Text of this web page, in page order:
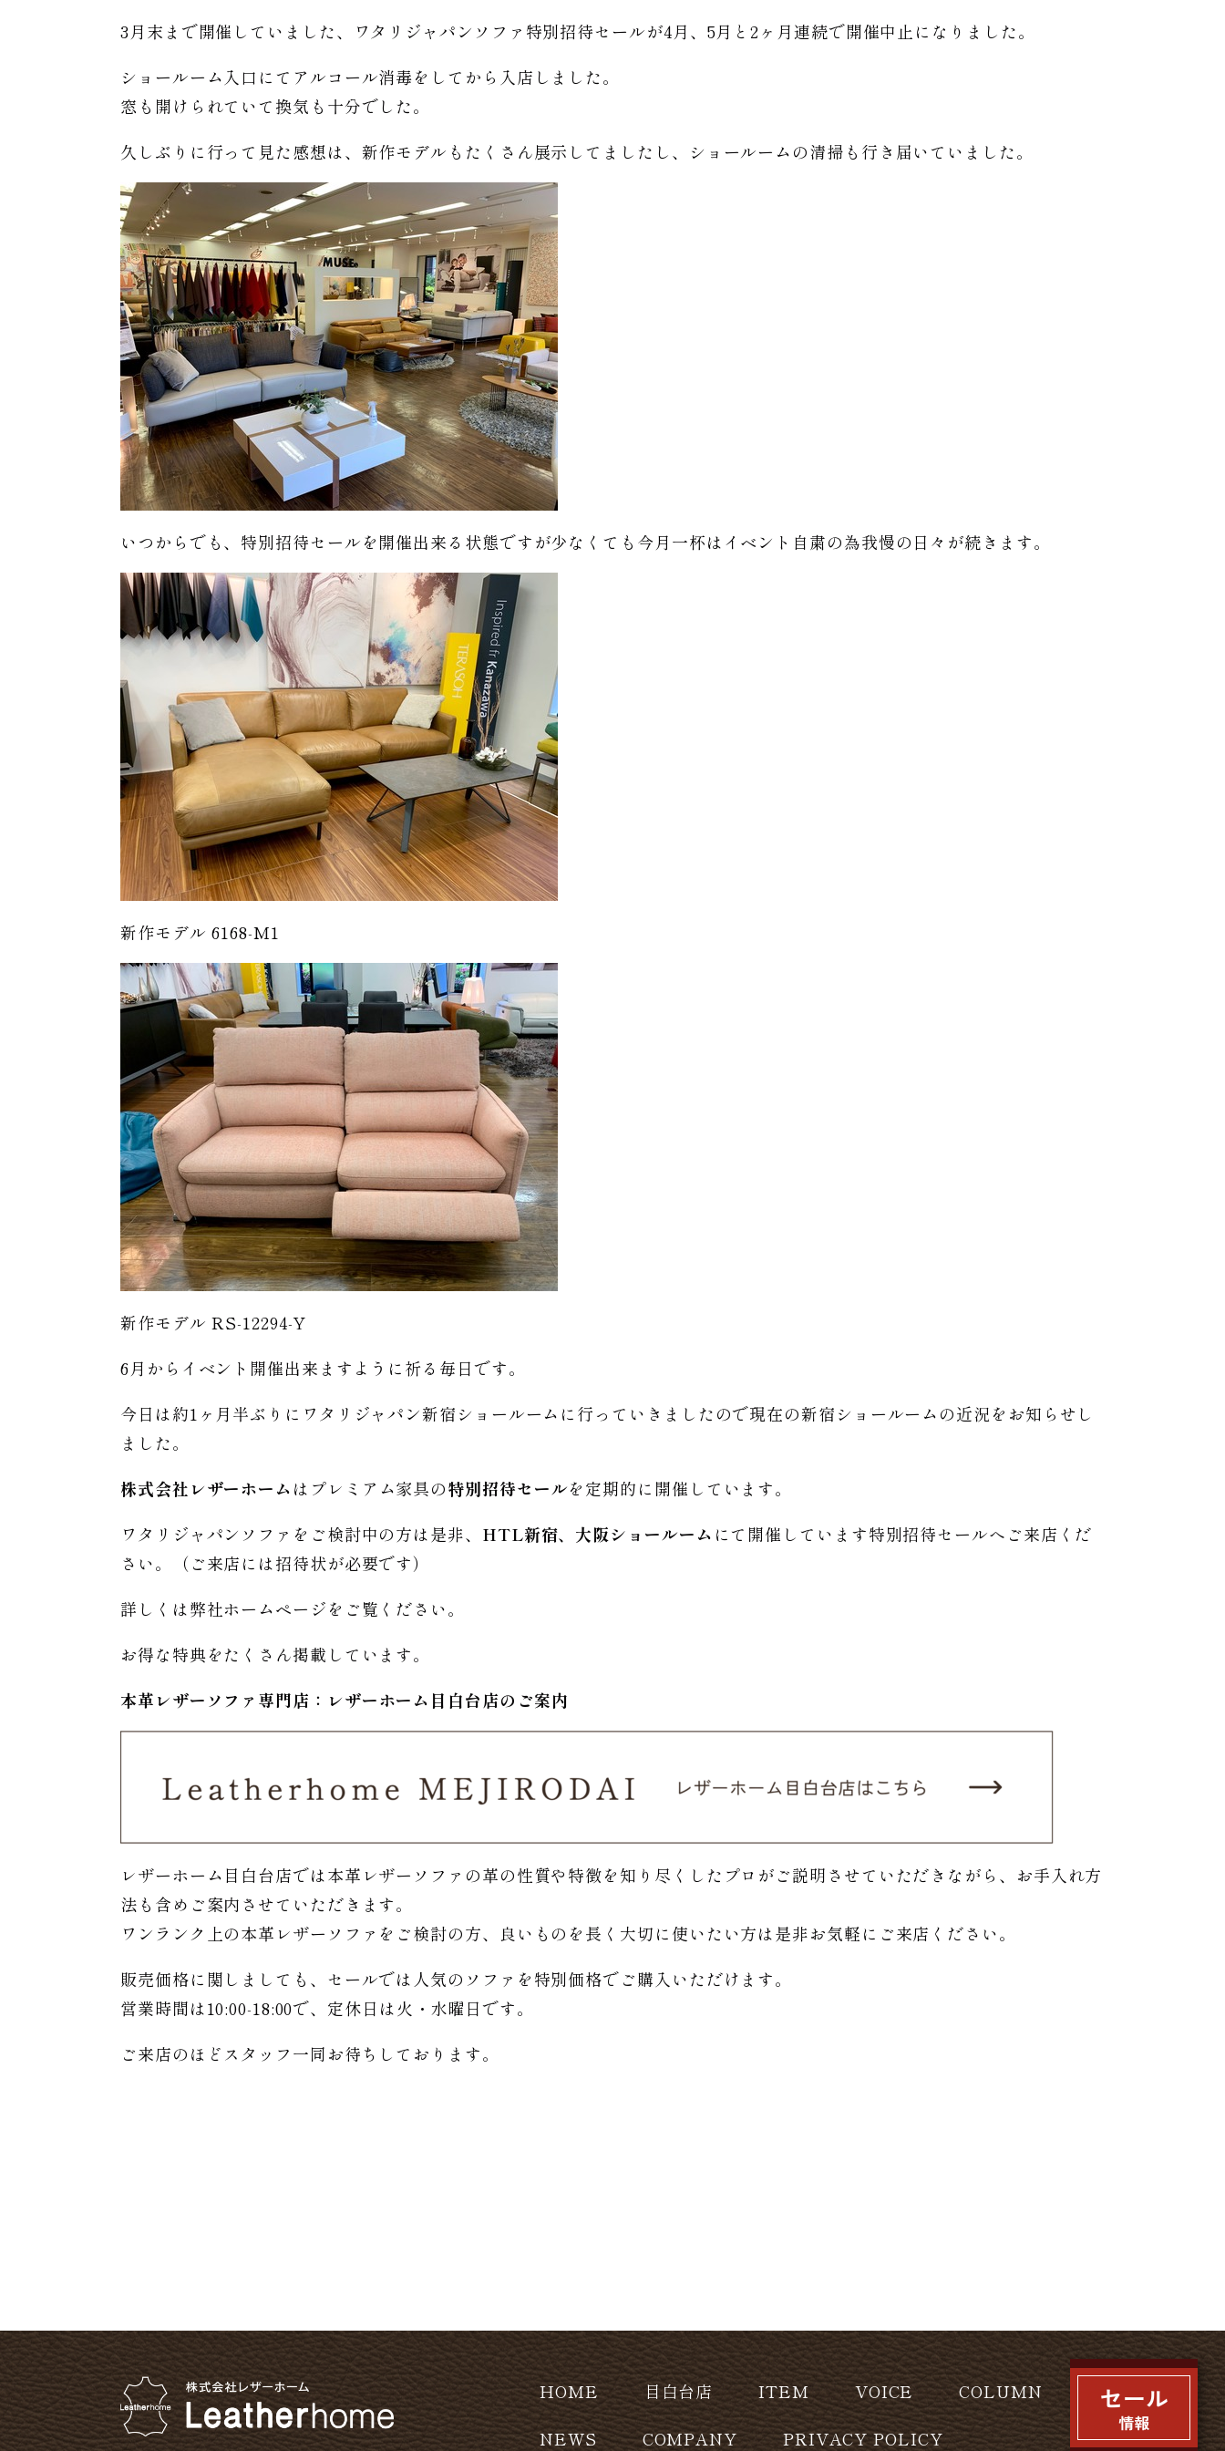
3月末まで開催していました、ワタリジャパンソファ特別招待セールが4月、5月と2ヶ月連続で開催中止になりました。
ショールーム入口にてアルコール消毒をしてから入店しました。
窓も開けられていて換気も十分でした。
久しぶりに行って見た感想は、新作モデルもたくさん展示してましたし、ショールームの清掃も行き届いていました。
いつからでも、特別招待セールを開催出来る状態ですが少なくても今月一杯はイベント自粛の為我慢の日々が続きます。
新作モデル 6168-M1
新作モデル RS-12294-Y
6月からイベント開催出来ますように祈る毎日です。
今日は約1ヶ月半ぶりにワタリジャパン新宿ショールームに行っていきましたので現在の新宿ショールームの近況をお知らせし
ました。
株式会社レザーホームはプレミアム家具の特別招待セールを定期的に開催しています。
ワタリジャパンソファをご検討中の方は是非、 HTL新宿、大阪ショールーム にて開催しています特別招待セールへご来店くだ
さい。（ご来店には招待状が必要です）
詳しくは弊社ホームページをご覧ください。
お得な特典をたくさん掲載しています。
本革レザーソファ専門店：レザーホーム 目白台店のご案内
レザーホーム目白台店では本革レザーソファの革の性質や特徴を知り尽くしたプロがご説明させていただきながら、お手入れ方
法も含めご案内させていただきます。
ワンランク上の本革レザーソファをご検討の方、良いものを長く大切に使いたい方は是非お気軽にご来店ください。
販売価格に関しましても、セールでは人気のソファを特別価格でご購入いただけます。
営業時間は10:00-18:00で、定休日は火・水曜日です。
ご来店のほどスタッフ一同お待ちしております。
HOME 目白台店 ITEM VOICE
COLUMN
NEWS
COMPANY PRIVACY POLICY